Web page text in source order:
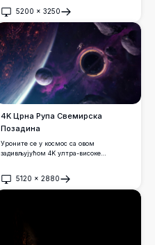
изnad Земљине атмосфере. Садржи
живописне космичке облаке у
љубичастим и плавим нијансама са
сјајним небеским светлосним ефектима,
стварајући епску свемирску сцену
савршену за позадине радне површине.
5200 × 3250
Отвори
4K Црна Рупа Свемирска
Позадина
Уроните се у космос са овом
задивљујућом 4K ултра-високе
вртлог окружен небеским телима,
сјајним магличастим облацима и
космичке слике за своје desktop или
мобилне екране.
5120 × 2880
Отвори